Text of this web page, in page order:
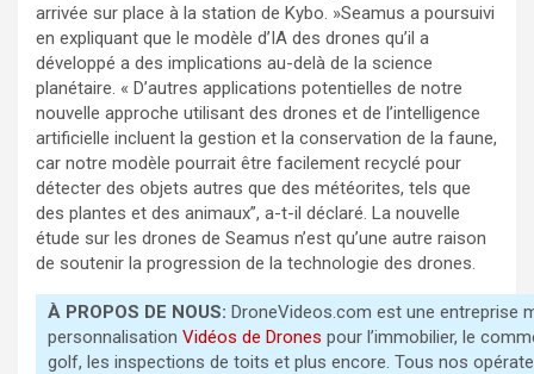
arrivée sur place à la station de Kybo. »Seamus a poursuivi
en expliquant que le modèle d’IA des drones qu’il a
développé a des implications au-delà de la science
planétaire. « D’autres applications potentielles de notre
nouvelle approche utilisant des drones et de l’intelligence
artificielle incluent la gestion et la conservation de la faune,
car notre modèle pourrait être facilement recyclé pour
détecter des objets autres que des météorites, tels que
des plantes et des animaux”, a-t-il déclaré. La nouvelle
étude sur les drones de Seamus n’est qu’une autre raison
de soutenir la progression de la technologie des drones.
À PROPOS DE NOUS: DroneVideos.com est une entreprise
personnalisation Vidéos de Drones pour l’immobilier, le
golf, les inspections de toits et plus encore. Tous nos